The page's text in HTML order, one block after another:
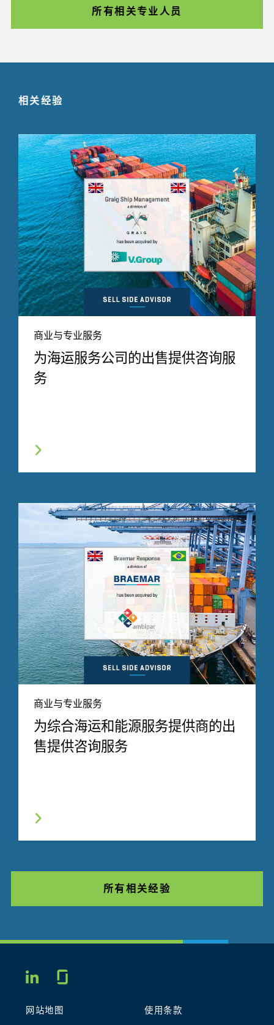
所有相关专业人员
相关经验
商业与专业服务
为海运服务公司的出售提供咨询服
务
商业与专业服务
为综合海运和能源服务提供商的出
售提供咨询服务
所有相关经验
LINKEDIN
网站地图 使用条款